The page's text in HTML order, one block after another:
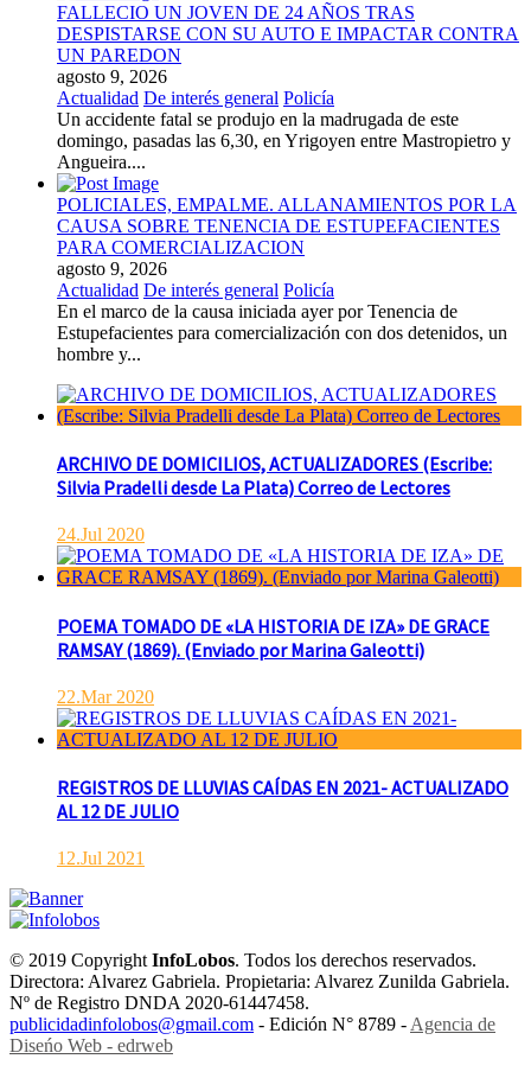
FALLECIO UN JOVEN DE 24 AÑOS TRAS
DESPISTARSE CON SU AUTO E IMPACTAR CONTRA
UN PAREDON
agosto 9, 2026
Actualidad De interés general Policía
Un accidente fatal se produjo en la madrugada de este
domingo, pasadas las 6,30, en Yrigoyen entre Mastropietro y
Angueira....
POLICIALES, EMPALME. ALLANAMIENTOS POR LA
CAUSA SOBRE TENENCIA DE ESTUPEFACIENTES
PARA COMERCIALIZACION
agosto 9, 2026
Actualidad De interés general Policía
En el marco de la causa iniciada ayer por Tenencia de
Estupefacientes para comercialización con dos detenidos, un
hombre y...
ARCHIVO DE DOMICILIOS, ACTUALIZADORES (Escribe:
Silvia Pradelli desde La Plata) Correo de Lectores
24.Jul 2020
POEMA TOMADO DE «LA HISTORIA DE IZA» DE GRACE
RAMSAY (1869). (Enviado por Marina Galeotti)
22.Mar 2020
REGISTROS DE LLUVIAS CAÍDAS EN 2021- ACTUALIZADO
AL 12 DE JULIO
12.Jul 2021
© 2019 CopyrightInfoLobos. Todos los derechos reservados.
Directora: Alvarez Gabriela. Propietaria: Alvarez Zunilda Gabriela.
Nº de Registro DNDA 2020-61447458.
publicidadinfolobos@gmail.com - Edición N° 8789 -Agencia de
Diseńo Web - edrweb